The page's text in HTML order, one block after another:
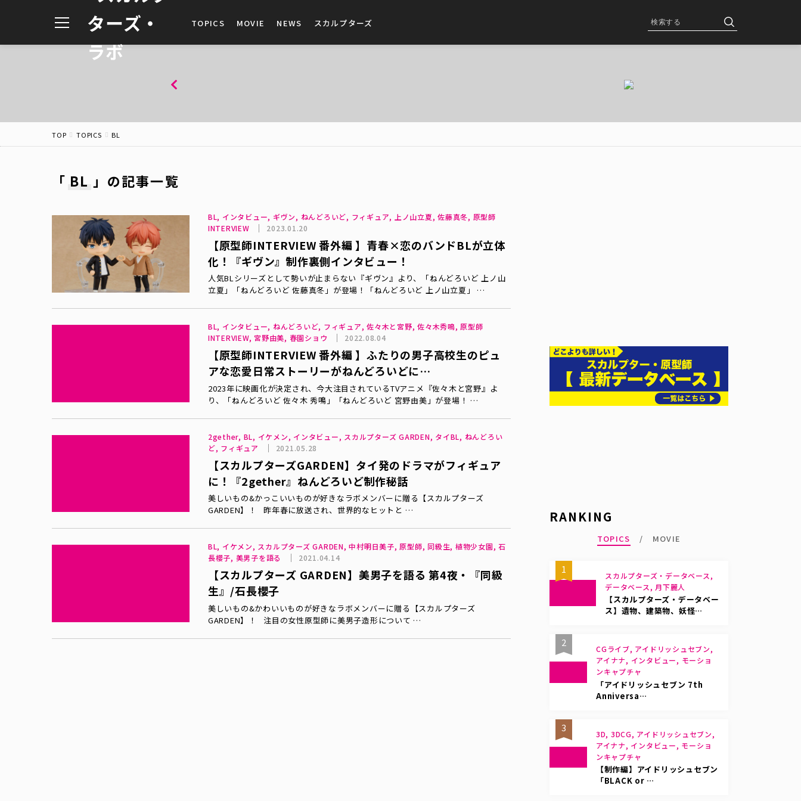
toggle
navigation
TOPICS MOVIE NEWS スカルプターズ
TOP TOPICS BL
「 BL 」 の記事一覧
BL, インタビュー, ギヴン, ねんどろいど, フィギュア, 上ノ山立夏, 佐藤真冬, 原型師
INTERVIEW
2023.01.20
【原型師INTERVIEW 番外編 】青春×恋のバンドBLが立体
化！『ギヴン』制作裏側インタビュー！
人気BLシリーズとして勢いが止まらない『ギヴン』より、「ねんどろいど 上ノ山
立夏」「ねんどろいど 佐藤真冬」が登場！「ねんどろいど 上ノ山立夏」 …
BL, インタビュー, ねんどろいど, フィギュア, 佐々木と宮野, 佐々木秀鳴, 原型師
INTERVIEW, 宮野由美, 春園ショウ
2022.08.04
【原型師INTERVIEW 番外編 】ふたりの男子高校生のピュ
アな恋愛日常ストーリーがねんどろいどに…
2023年に映画化が決定され、今大注目されているTVアニメ『佐々木と宮野』よ
り、「ねんどろいど 佐々木 秀鳴」「ねんどろいど 宮野由美」が登場！ …
2gether, BL, イケメン, インタビュー, スカルプターズ GARDEN, タイBL, ねんどろい
ど, フィギュア
2021.05.28
【スカルプターズGARDEN】タイ発のドラマがフィギュア
に！『2gether』ねんどろいど制作秘話
美しいもの&かっこいいものが好きなラボメンバーに贈る【スカルプターズ
GARDEN】！ 昨年春に放送され、世界的なヒットと …
BL, イケメン, スカルプターズ GARDEN, 中村明日美子, 原型師, 同級生, 植物少女園, 石
長櫻子, 美男子を語る
2021.04.14
【スカルプターズ GARDEN】美男子を語る 第4夜・『同級
生』/石長櫻子
美しいもの&かわいいものが好きなラボメンバーに贈る【スカルプターズ
GARDEN】！ 注目の女性原型師に美男子造形について …
RANKING
TOPICS MOVIE
1
スカルプターズ・データベース,
データベース, 月下麗人
【スカルプターズ・データベー
ス】遺物、建築物、妖怪…
2
CGライブ, アイドリッシュセブン,
アイナナ, インタビュー, モーショ
ンキャプチャ
「アイドリッシュセブン 7th
Anniversa…
3
3D, 3DCG, アイドリッシュセブン,
アイナナ, インタビュー, モーショ
ンキャプチャ
【制作編】アイドリッシュセブン
「BLACK or …